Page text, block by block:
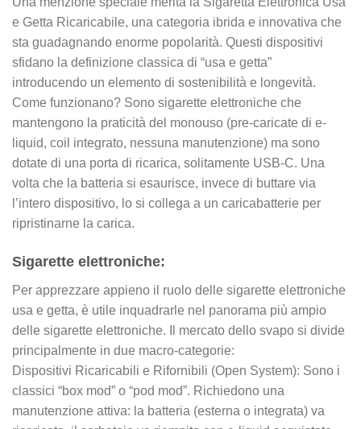
e Getta Ricaricabile, una categoria ibrida e innovativa che
sta guadagnando enorme popolarità. Questi dispositivi
sfidano la definizione classica di “usa e getta”
introducendo un elemento di sostenibilità e longevità.
Come funzionano? Sono sigarette elettroniche che
mantengono la praticità del monouso (pre-caricate di e-
liquid, coil integrato, nessuna manutenzione) ma sono
dotate di una porta di ricarica, solitamente USB-C. Una
volta che la batteria si esaurisce, invece di buttare via
l’intero dispositivo, lo si collega a un caricabatterie per
ripristinarne la carica.
Sigarette elettroniche:
Per apprezzare appieno il ruolo delle sigarette elettroniche
usa e getta, è utile inquadrarle nel panorama più ampio
delle sigarette elettroniche. Il mercato dello svapo si divide
principalmente in due macro-categorie:
Dispositivi Ricaricabili e Rifornibili (Open System): Sono i
classici “box mod” o “pod mod”. Richiedono una
manutenzione attiva: la batteria (esterna o integrata) va